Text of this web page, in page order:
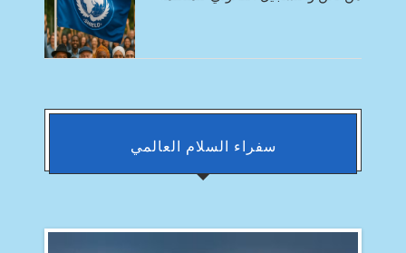
سفراء السلام العالمي